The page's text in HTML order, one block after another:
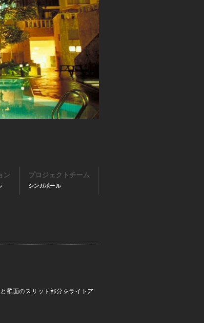
ン プロジェクトチーム
シンガポール
壁面のスリット部分をライトア